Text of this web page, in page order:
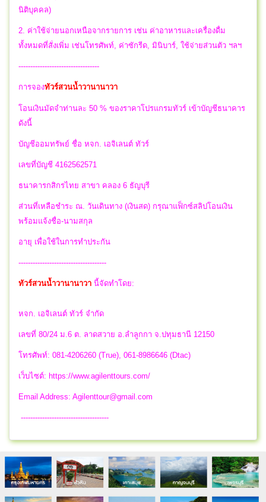
นิติบุคคล)
2. ค่าใช้จ่ายนอกเหนือจากรายการ เช่น ค่าอาหารและเครื่องดื่ม
ทั้งหมดที่สั่งเพิ่ม เช่นโทรศัพท์, ค่าซักรีด, มินิบาร์, ใช้จ่ายส่วนตัว ฯลฯ
----------------------------------
การจองทัวร์สวนน้ำวานานาวา
โอนเงินมัดจำท่านละ 50 % ของราคาโปรแกรมทัวร์ เข้าบัญชีธนาคาร
ดังนี้
บัญชีออมทรัพย์ ชื่อ หจก. เอจิเลนต์ ทัวร์
เลขที่บัญชี 4162562571
ธนาคารกสิกรไทย สาขา คลอง 6 ธัญบุรี
ส่วนที่เหลือชำระ ณ. วันเดินทาง (เงินสด) กรุณาแฟ็กซ์สลิปโอนเงิน
พร้อมแจ้งชื่อ-นามสกุล
อายุ เพื่อใช้ในการทำประกัน
-------------------------------------
ทัวร์สวนน้ำวานานาวา นี้จัดทำโดย:
หจก. เอจิเลนต์ ทัวร์ จำกัด
เลขที่ 80/24 ม.6 ต. ลาดสวาย อ.ลำลูกกา จ.ปทุมธานี 12150
โทรศัพท์: 081-4206260 (True), 061-8986646 (Dtac)
เว็บไซต์: https://www.agilenttours.com/
Email Address: Agilenttour@gmail.com
-------------------------------------